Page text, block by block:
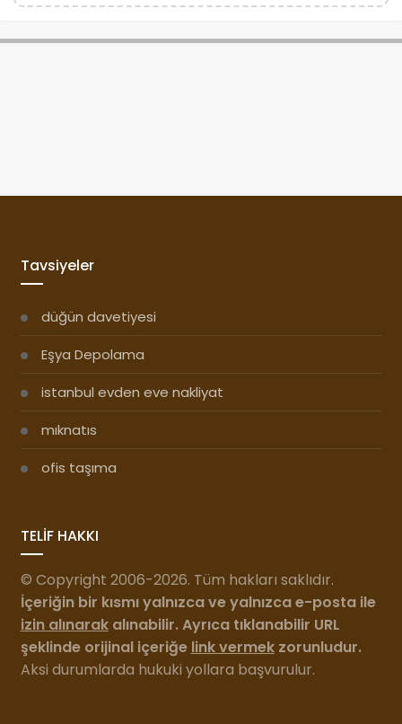
Tavsiyeler
düğün davetiyesi
Eşya Depolama
istanbul evden eve nakliyat
mıknatıs
ofis taşıma
TELİF HAKKI
© Copyright 2006-2026. Tüm hakları saklıdır.
İçeriğin bir kısmı yalnızca ve yalnızca e-posta ile
izin alınarakalınabilir. Ayrıca tıklanabilir URL
şeklinde orijinal içeriğe link vermekzorunludur.
Aksi durumlarda hukuki yollara başvurulur.